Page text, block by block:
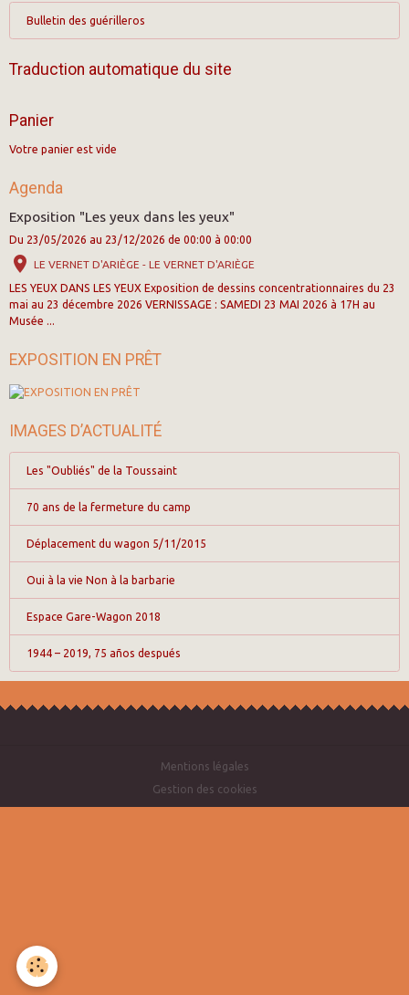
Bulletin des guérilleros
Traduction automatique du site
Panier
Votre panier est vide
Agenda
Exposition "Les yeux dans les yeux"
Du 23/05/2026 au 23/12/2026 de 00:00 à 00:00
LE VERNET D'ARIÈGE - LE VERNET D'ARIÈGE
LES YEUX DANS LES YEUX Exposition de dessins concentrationnaires du 23
mai au 23 décembre 2026 VERNISSAGE : SAMEDI 23 MAI 2026 à 17H au
Musée ...
EXPOSITION EN PRÊT
IMAGES D’ACTUALITÉ
Les "Oubliés" de la Toussaint
70 ans de la fermeture du camp
Déplacement du wagon 5/11/2015
Oui à la vie Non à la barbarie
Espace Gare-Wagon 2018
1944 – 2019, 75 años después
Mentions légales
Gestion des cookies